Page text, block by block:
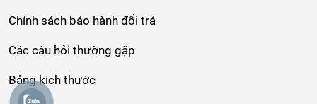
Chính sách bảo hành đổi trả
Các câu hỏi thường gặp
Bảng kích thước